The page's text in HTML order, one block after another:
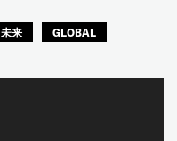
未来 GLOBAL